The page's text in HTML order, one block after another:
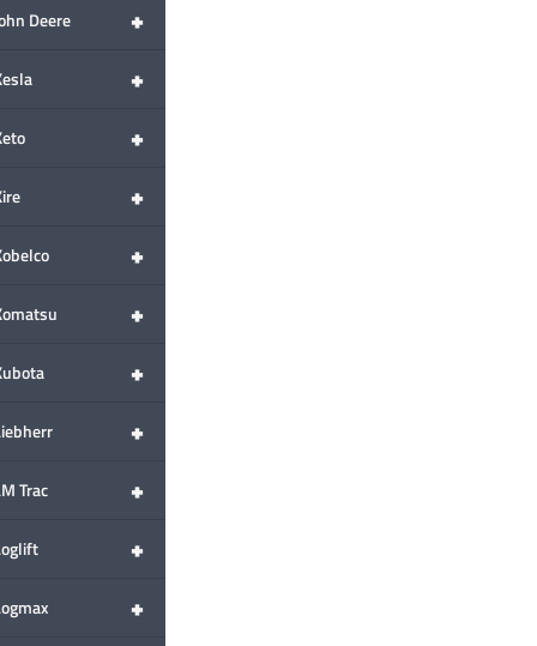
+
Deere
+
+
+
+
+
+
+
+
Trac
+
+